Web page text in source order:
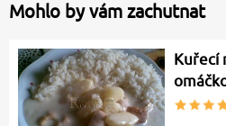
Mohlo by vám zachutnat
Kuřecí